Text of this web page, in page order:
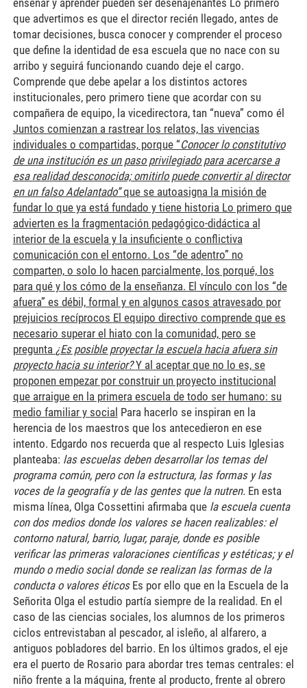
enseñar y aprender pueden ser desenajenantes Lo primero
que advertimos es que el director recién llegado, antes de
tomar decisiones, busca conocer y comprender el proceso
que define la identidad de esa escuela que no nace con su
arribo y seguirá funcionando cuando deje el cargo.
Comprende que debe apelar a los distintos actores
institucionales, pero primero tiene que acordar con su
compañera de equipo, la vicedirectora, tan “nueva” como él
Juntos comienzan a rastrear los relatos, las vivencias
individuales o compartidas, porque “Conocer lo constitutivo
de una institución es un paso privilegiado para acercarse a
esa realidad desconocida; omitirlo puede convertir al director
en un falso Adelantado”que se autoasigna la misión de
fundar lo que ya está fundado y tiene historia Lo primero que
advierten es la fragmentación pedagógico-didáctica al
interior de la escuela y la insuficiente o conflictiva
comunicación con el entorno. Los “de adentro” no
comparten, o solo lo hacen parcialmente, los porqué, los
para qué y los cómo de la enseñanza. El vínculo con los “de
afuera” es débil, formal y en algunos casos atravesado por
prejuicios recíprocos El equipo directivo comprende que es
necesario superar el hiato con la comunidad, pero se
pregunta ¿Es posible proyectar la escuela hacia afuera sin
proyecto hacia su interior?Y al aceptar que no lo es, se
proponen empezar por construir un proyecto institucional
que arraigue en la primera escuela de todo ser humano: su
medio familiar y social Para hacerlo se inspiran en la
herencia de los maestros que los antecedieron en ese
intento. Edgardo nos recuerda que al respecto Luis Iglesias
planteaba: las escuelas deben desarrollar los temas del
programa común, pero con la estructura, las formas y las
voces de la geografía y de las gentes que la nutren. En esta
misma línea, Olga Cossettini afirmaba que la escuela cuenta
con dos medios donde los valores se hacen realizables: el
contorno natural, barrio, lugar, paraje, donde es posible
verificar las primeras valoraciones científicas y estéticas; y el
mundo o medio social donde se realizan las formas de la
conducta o valores éticosEs por ello que en la Escuela de la
Señorita Olga el estudio partía siempre de la realidad. En el
caso de las ciencias sociales, los alumnos de los primeros
ciclos entrevistaban al pescador, al isleño, al alfarero, a
antiguos pobladores del barrio. En los últimos grados, el eje
era el puerto de Rosario para abordar tres temas centrales: el
niño frente a la máquina, frente al producto, frente al obrero